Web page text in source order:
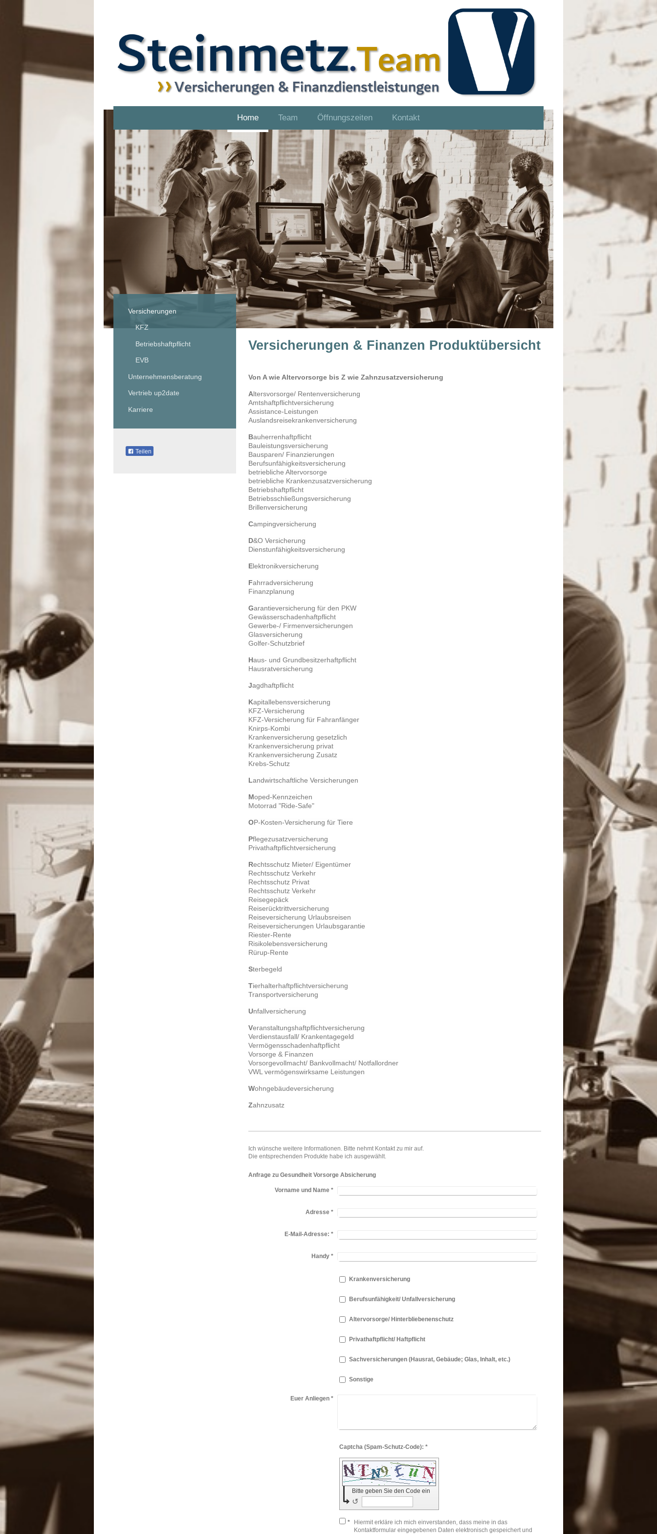
Home Team Öffnungszeiten Kontakt
Versicherungen & Finanzen Produktübersicht
Von A wie Altervorsorge bis Z wie Zahnzusatzversicherung
Altersvorsorge/ Rentenversicherung
Amtshaftpflichtversicherung
Assistance-Leistungen
Auslandsreisekrankenversicherung
Bauherrenhaftpflicht
Bauleistungsversicherung
Bausparen/ Finanzierungen
Berufsunfähigkeitsversicherung
betriebliche Altervorsorge
betriebliche Krankenzusatzversicherung
Betriebshaftpflicht
Betriebsschließungsversicherung
Brillenversicherung
Campingversicherung
D&O Versicherung
Dienstunfähigkeitsversicherung
Elektronikversicherung
Fahrradversicherung
Finanzplanung
Garantieversicherung für den PKW
Gewässerschadenhaftpflicht
Gewerbe-/ Firmenversicherungen
Glasversicherung
Golfer-Schutzbrief
Haus- und Grundbesitzerhaftpflicht
Hausratversicherung
Jagdhaftpflicht
Kapitallebensversicherung
KFZ-Versicherung
KFZ-Versicherung für Fahranfänger
Knirps-Kombi
Krankenversicherung gesetzlich
Krankenversicherung privat
Krankenversicherung Zusatz
Krebs-Schutz
Landwirtschaftliche Versicherungen
Moped-Kennzeichen
Motorrad "Ride-Safe"
OP-Kosten-Versicherung für Tiere
Pflegezusatzversicherung
Privathaftpflichtversicherung
Rechtsschutz Mieter/ Eigentümer
Rechtsschutz Verkehr
Rechtsschutz Privat
Rechtsschutz Verkehr
Reisegepäck
Reiserücktrittversicherung
Reiseversicherung Urlaubsreisen
Reiseversicherungen Urlaubsgarantie
Riester-Rente
Risikolebensversicherung
Rürup-Rente
Sterbegeld
Tierhalterhaftpflichtversicherung
Transportversicherung
Unfallversicherung
Veranstaltungshaftpflichtversicherung
Verdienstausfall/ Krankentagegeld
Vermögensschadenhaftpflicht
Vorsorge & Finanzen
Vorsorgevollmacht/ Bankvollmacht/ Notfallordner
VWL vermögenswirksame Leistungen
Wohngebäudeversicherung
Zahnzusatz
Ich wünsche weitere Informationen. Bitte nehmt Kontakt zu mir auf.
Die entsprechenden Produkte habe ich ausgewählt.
Anfrage zu Gesundheit Vorsorge Absicherung
Vorname und Name*
Adresse*
E-Mail-Adresse: *
Handy*
Krankenversicherung
Berufsunfähigkeit/ Unfallversicherung
Altervorsorge/ Hinterbliebenenschutz
Privathaftpflicht/ Haftpflicht
Sachversicherungen (Hausrat, Gebäude; Glas, Inhalt, etc.)
Sonstige
Euer Anliegen*
Captcha (Spam-Schutz-Code): *
Bitte geben Sie den Code ein
↺
*
Hiermit erkläre ich mich einverstanden, dass meine in das
Kontaktformular eingegebenen Daten elektronisch gespeichert und
Versicherungen
KFZ
Betriebshaftpflicht
EVB
Unternehmensberatung
Vertrieb up2date
Karriere
Teilen